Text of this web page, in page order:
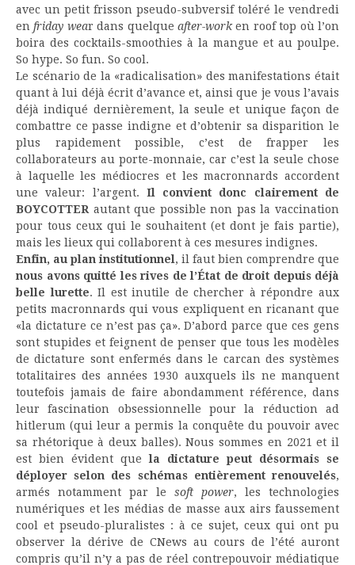
avec un petit frisson pseudo-subversif toléré le vendredi
en friday wear dans quelqueafter-worken roof top où l’on
boira des cocktails-smoothies à la mangue et au poulpe.
So hype. So fun. So cool.
Le scénario de la «radicalisation» des manifestations était
quant à lui déjà écrit d’avance et, ainsi que je vous l’avais
déjà indiqué dernièrement, la seule et unique façon de
combattre ce passe indigne et d’obtenir sa disparition le
plus rapidement possible, c’est de frapper les
collaborateurs au porte-monnaie, car c’est la seule chose
à laquelle les médiocres et les macronnards accordent
une valeur: l’argent. Il convient donc clairement de
BOYCOTTER autant que possible non pas la vaccination
pour tous ceux qui le souhaitent (et dont je fais partie),
mais les lieux qui collaborent à ces mesures indignes.
Enfin, au plan institutionnel , il faut bien comprendre que
nous avons quitté les rives de l’État de droit depuis déjà
belle lurette. Il est inutile de chercher à répondre aux
petits macronnards qui vous expliquent en ricanant que
«la dictature ce n’est pas ça». D’abord parce que ces gens
sont stupides et feignent de penser que tous les modèles
de dictature sont enfermés dans le carcan des systèmes
totalitaires des années 1930 auxquels ils ne manquent
toutefois jamais de faire abondamment référence, dans
leur fascination obsessionnelle pour la réduction ad
hitlerum (qui leur a permis la conquête du pouvoir avec
sa rhétorique à deux balles). Nous sommes en 2021 et il
est bien évident quela dictature peut désormais se
déployer selon des schémas entièrement renouvelés,
armés notamment par le soft power, les technologies
numériques et les médias de masse aux airs faussement
cool et pseudo-pluralistes : à ce sujet, ceux qui ont pu
observer la dérive de CNews au cours de l’été auront
compris qu’il n’y a pas de réel contrepouvoir médiatique